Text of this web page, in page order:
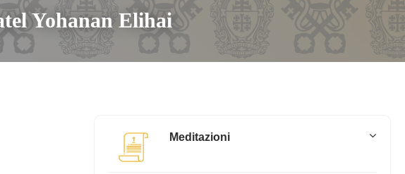
Yohanan Elihai
Meditazioni